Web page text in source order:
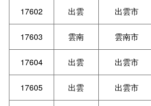
17602 出雲 出雲市
17603 雲南 雲南市
17604 出雲 出雲市
17605 出雲 出雲市